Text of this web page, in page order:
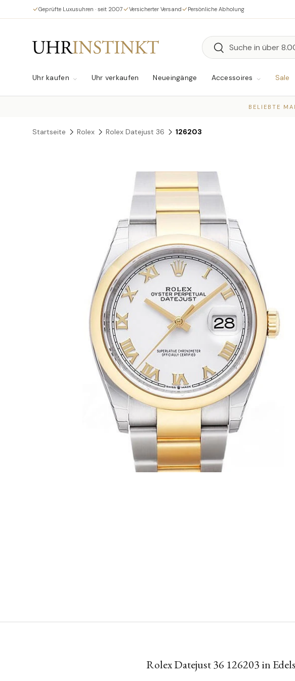
Direkt zum Inhalt
Geprüfte Luxusuhren · seit 2007 Versicherter Versand Persönliche Abholung
Suchen
Suchen
Uhr kaufen Uhr verkaufen Neueingänge Accessoires Sale
BELIEBTE
Startseite Rolex Rolex Datejust 36 126203
Zu Produktinformationen springen
Rolex Datejust 36 126203 in